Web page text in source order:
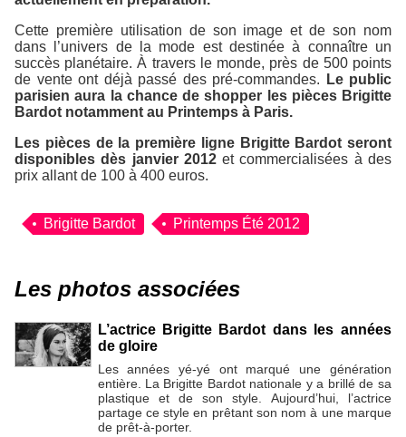
Cette première utilisation de son image et de son nom
dans l’univers de la mode est destinée à connaître un
succès planétaire. À travers le monde, près de 500 points
de vente ont déjà passé des pré-commandes.
Le public
parisien aura la chance de shopper les pièces Brigitte
Bardot notamment au Printemps à Paris.
Les pièces de la première ligne Brigitte Bardot seront
disponibles dès janvier 2012et commercialisées à des
prix allant de 100 à 400 euros.
Brigitte Bardot Printemps Été 2012
Les photos associées
L’actrice Brigitte Bardot dans les années
de gloire
Les années yé-yé ont marqué une génération
entière. La Brigitte Bardot nationale y a brillé de sa
plastique et de son style. Aujourd’hui, l’actrice
partage ce style en prêtant son nom à une marque
de prêt-à-porter.